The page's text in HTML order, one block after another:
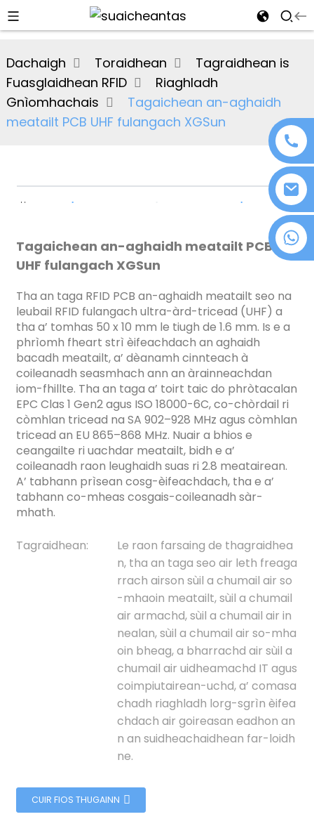
Dachaigh Toraidhean
Tagraidhean is
Fuasglaidhean RFID
Riaghladh
Gnìomhachais
Tagaichean an-aghaidh
meatailt PCB UHF fulangach XGSun
Tagaichean an-aghaidh meatailt PCB
UHF fulangach XGSun
Tha an taga RFID PCB an-aghaidh meatailt seo na
leubail RFID fulangach ultra-àrd-tricead (UHF) a
tha a’ tomhas 50 x 10 mm le tiugh de 1.6 mm. Is e a
phrìomh fheart strì èifeachdach an aghaidh
bacadh meatailt, a’ dèanamh cinnteach à
coileanadh seasmhach ann an àrainneachdan
iom-fhillte. Tha an taga a’ toirt taic do phròtacalan
EPC Clas 1 Gen2 agus ISO 18000-6C, co-chòrdail ri
còmhlan tricead na SA 902–928 MHz agus còmhlan
tricead an EU 865–868 MHz. Nuair a bhios e
ceangailte ri uachdar meatailt, bidh e a’
coileanadh raon leughaidh suas ri 2.8 meatairean.
A’ tabhann prìsean cosg-èifeachdach, tha e a’
tabhann co-mheas cosgais-coileanadh sàr-
mhath.
Tagraidhean:
Le raon farsaing de thagraidhea
n, tha an taga seo air leth freaga
rrach airson sùil a chumail air so
-mhaoin meatailt, sùil a chumail
air armachd, sùil a chumail air in
nealan, sùil a chumail air so-mha
oin bheag, a bharrachd air sùil a
chumail air uidheamachd IT agus
coimpiutairean-uchd, a’ comasa
chadh riaghladh lorg-sgrìn èifea
chdach air goireasan eadhon an
n an suidheachaidhean far-loidh
ne.
CUIR FIOS THUGAINN